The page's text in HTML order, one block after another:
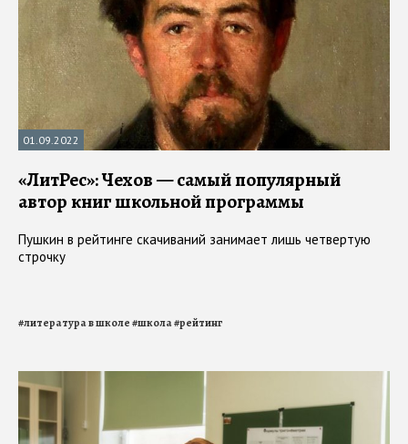
01.09.2022
«ЛитРес»: Чехов — самый популярный
автор книг школьной программы
Пушкин в рейтинге скачиваний занимает лишь четвертую
строчку
#литература в школе#школа#рейтинг